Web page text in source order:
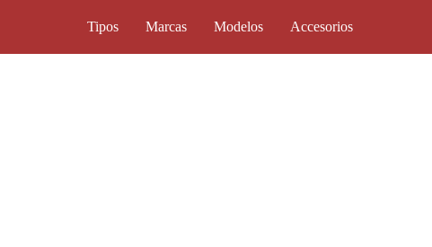
Tipos Marcas Modelos Accesorios